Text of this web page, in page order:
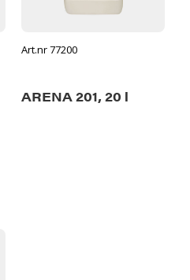
Art.nr 77200
ARENA 201, 20 l